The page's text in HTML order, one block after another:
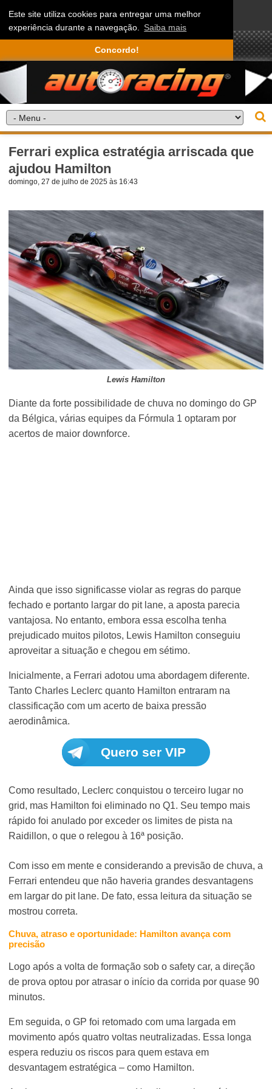
Este site utiliza cookies para entregar uma melhor
experiência durante a navegação. Saiba mais
Concordo!
Ferrari explica estratégia arriscada que
ajudou Hamilton
domingo, 27 de julho de 2025 às 16:43
Lewis Hamilton
Diante da forte possibilidade de chuva no domingo do GP
da Bélgica, várias equipes da Fórmula 1 optaram por
acertos de maior downforce.
Ainda que isso significasse violar as regras do parque
fechado e portanto largar do pit lane, a aposta parecia
vantajosa. No entanto, embora essa escolha tenha
prejudicado muitos pilotos, Lewis Hamilton conseguiu
aproveitar a situação e chegou em sétimo.
Inicialmente, a Ferrari adotou uma abordagem diferente.
Tanto Charles Leclerc quanto Hamilton entraram na
classificação com um acerto de baixa pressão
aerodinâmica.
Quero ser VIP
Como resultado, Leclerc conquistou o terceiro lugar no
grid, mas Hamilton foi eliminado no Q1. Seu tempo mais
rápido foi anulado por exceder os limites de pista na
Raidillon, o que o relegou à 16ª posição.
Com isso em mente e considerando a previsão de chuva, a
Ferrari entendeu que não haveria grandes desvantagens
em largar do pit lane. De fato, essa leitura da situação se
mostrou correta.
Chuva, atraso e oportunidade: Hamilton avança com
precisão
Logo após a volta de formação sob o safety car, a direção
de prova optou por atrasar o início da corrida por quase 90
minutos.
Em seguida, o GP foi retomado com uma largada em
movimento após quatro voltas neutralizadas. Essa longa
espera reduziu os riscos para quem estava em
desvantagem estratégica – como Hamilton.